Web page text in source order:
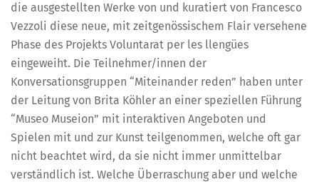
die ausgestellten Werke von und kuratiert von Francesco
Vezzoli diese neue, mit zeitgenössischem Flair versehene
Phase des Projekts Voluntarat per les llengües
eingeweiht. Die Teilnehmer/innen der
Konversationsgruppen “Miteinander reden” haben unter
der Leitung von Brita Köhler an einer speziellen Führung
“Museo Museion” mit interaktiven Angeboten und
Spielen mit und zur Kunst teilgenommen, welche oft gar
nicht beachtet wird, da sie nicht immer unmittelbar
verständlich ist. Welche Überraschung aber und welche